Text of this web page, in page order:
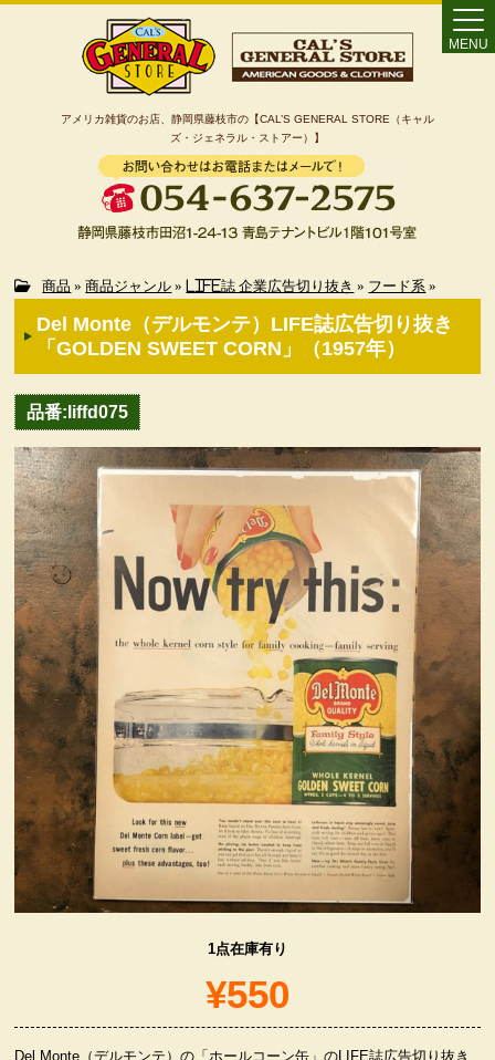
アメリカ雑貨のお店、静岡県藤枝市の【CAL’S GENERAL STORE（キャル
ズ・ジェネラル・ストアー）】
MENU
Home
カート
ヴィンテージ・グッズ
LIFE誌 企業広告切り抜き
ファイヤーキング他
コカコーラ・グッズ
キャラクター・グッズ
喫煙具
服飾小物雑貨
商品 » 商品ジャンル » LIFE誌 企業広告切り抜き » フード系 »
Del Monte（デルモンテ）LIFE誌広告切り抜き
「GOLDEN SWEET CORN」（1957年）
品番:liffd075
1点在庫有り
¥550
Del Monte（デルモンテ）の「ホールコーン缶」のLIFE誌広告切り抜き